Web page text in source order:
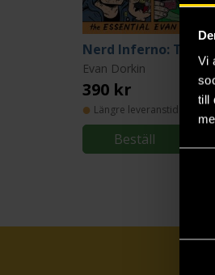
Vi
till
Evan Dorkin
390 kr
Längre leveranstid
Beställ